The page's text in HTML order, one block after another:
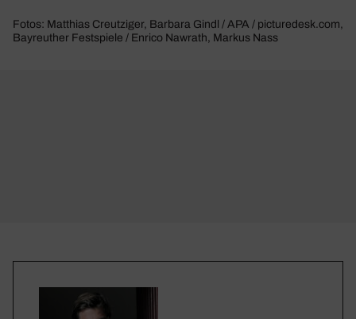
Fotos: Matthias Creutziger, Barbara Gindl / APA / picturedesk.com,
Bayreuther Festspiele / Enrico Nawrath, Markus Nass